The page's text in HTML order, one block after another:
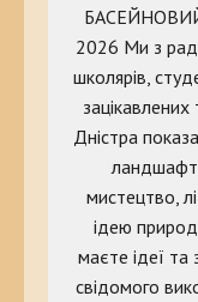
2026 Ми з
школярів,
Дністра
мистецтво,
ідею
маєте ідеї та
свідомого